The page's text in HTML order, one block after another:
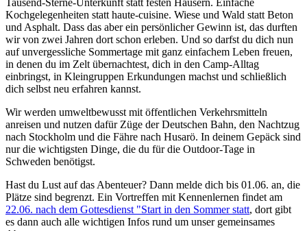
Kochgelegenheiten statt haute-cuisine. Wiese und Wald statt Beton
und Asphalt. Dass das aber ein persönlicher Gewinn ist, das durften
wir von zwei Jahren dort schon erleben. Und so darfst du dich nun
auf unvergessliche Sommertage mit ganz einfachem Leben freuen,
in denen du im Zelt übernachtest, dich in den Camp-Alltag
einbringst, in Kleingruppen Erkundungen machst und schließlich
dich selbst neu erfahren kannst.
Wir werden umweltbewusst mit öffentlichen Verkehrsmitteln
anreisen und nutzen dafür Züge der Deutschen Bahn, den Nachtzug
nach Stockholm und die Fähre nach Husarö. In deinem Gepäck sind
nur die wichtigsten Dinge, die du für die Outdoor-Tage in
Schweden benötigst.
Hast du Lust auf das Abenteuer? Dann melde dich bis 01.06. an, die
Plätze sind begrenzt. Ein Vortreffen mit Kennenlernen findet am
22.06. nach dem Gottesdienst "Start in den Sommer statt, dort gibt
es dann auch alle wichtigen Infos rund um unser gemeinsames